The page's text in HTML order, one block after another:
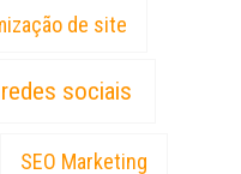
de site
redes sociais
SEO Marketing